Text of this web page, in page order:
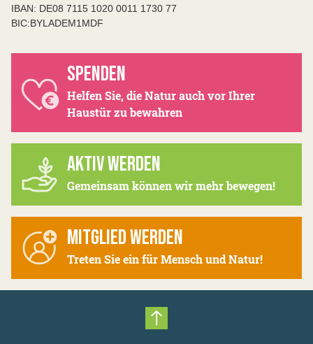
IBAN: DE08 7115 1020 0011 1730 77
BIC:BYLADEM1MDF
SPENDEN
Helfen Sie, die Natur auch vor Ihrer
Haustür zu bewahren
AKTIV WERDEN
Gemeinsam können wir mehr bewegen!
MITGLIED WERDEN
Treten Sie ein für Mensch und Natur!
Nach oben scrollen